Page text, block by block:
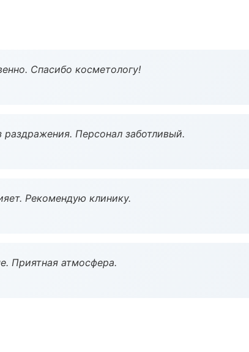
Спасибо косметологу!
Персонал заботливый.
Рекомендую клинику.
Приятная атмосфера.